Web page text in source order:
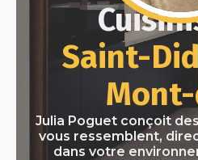
Saint-
Julia Poguet conçoit
vous ressemblent,
dans votre